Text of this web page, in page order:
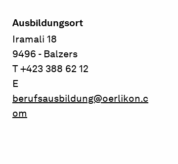
Ausbildungsort
Iramali 18
9496 - Balzers
T +423 388 62 12
E
berufsausbildung@oerlikon.c
om